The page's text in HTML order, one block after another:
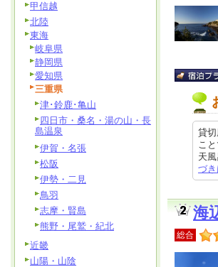
貸
こ
天
づき
海
総合
甲信越
北陸
東海
岐阜県
静岡県
愛知県
三重県
津･鈴鹿･亀山
四日市・桑名・湯の山・長
島温泉
伊賀・名張
松阪
伊勢・二見
鳥羽
志摩・賢島
熊野・尾鷲・紀北
近畿
山陽・山陰